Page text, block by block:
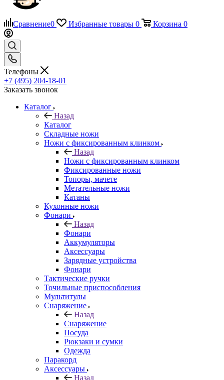
Сравнение0 Избранные товары 0 Корзина 0
Телефоны
+7 (495) 204-18-01
Заказать звонок
Каталог
Назад
Каталог
Складные ножи
Ножи с фиксированным клинком
Назад
Ножи с фиксированным клинком
Фиксированные ножи
Топоры, мачете
Метательные ножи
Катаны
Кухонные ножи
Фонари
Назад
Фонари
Аккумуляторы
Аксессуары
Зарядные устройства
Фонари
Тактические ручки
Точильные приспособления
Мультитулы
Снаряжение
Назад
Снаряжение
Посуда
Рюкзаки и сумки
Одежда
Паракорд
Аксессуары
Назад